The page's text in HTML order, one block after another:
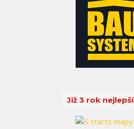
Již 3 rok nejlepší